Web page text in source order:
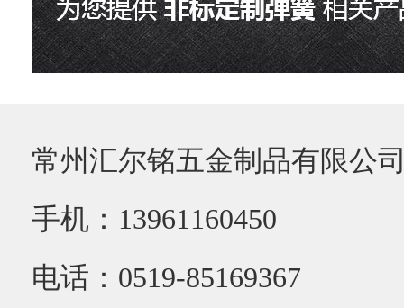
常州汇尔铭五金制品有限公
手机：13961160450
电话：0519-85169367